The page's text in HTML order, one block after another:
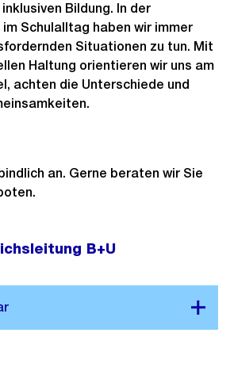
Bildung. In der
Schulalltag haben wir immer
Situationen zu tun. Mit
Haltung orientieren wir uns am
achten die Unterschiede und
an. Gerne beraten wir Sie
B+U